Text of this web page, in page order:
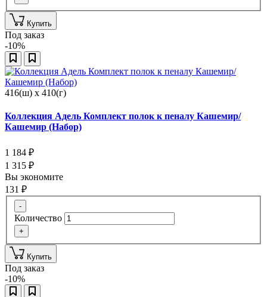
Купить
Под заказ
-10%
416(ш) x 410(г)
Коллекция Адель Комплект полок к пеналу Кашемир/
Кашемир (Набор)
1 184 ₽
1 315 ₽
Вы экономите
131 ₽
-
Количество
+
Купить
Под заказ
-10%